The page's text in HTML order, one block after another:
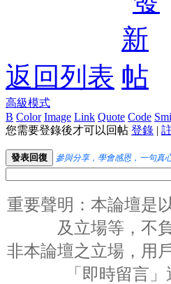
返回列表
高級模式
B Color Image Link Quote Code
您需要登錄後才可以回帖 登錄 |
發表回復 參與分享，學會感恩，一句真
重要聲明：本論壇是
及立場等，不
非本論壇之立場，用
「即時留言